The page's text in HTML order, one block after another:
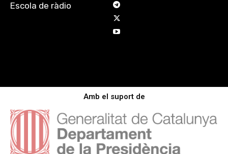
Escola de ràdio
Amb el suport de